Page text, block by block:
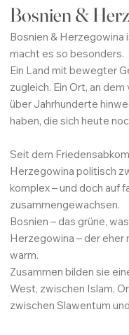
Bosnien &
Bosnien & Herzegowina
macht es so besonders.
Ein Land mit bewegter
zugleich. Ein Ort, an
über Jahrhunderte
haben, die sich heute
Seit dem
Herzegowina politisch
komplex – und doch auf
zusammengewachsen.
Bosnien – das grüne,
Herzegowina – der eher
warm.
Zusammen bilden sie
West, zwischen Islam,
zwischen Slawentum